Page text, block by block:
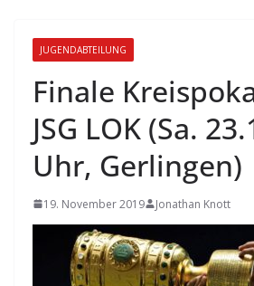
JUGENDABTEILUNG
Finale
JSG LOK (Sa.
Uhr, Gerlingen)
19. November 2019 Jonathan Knott